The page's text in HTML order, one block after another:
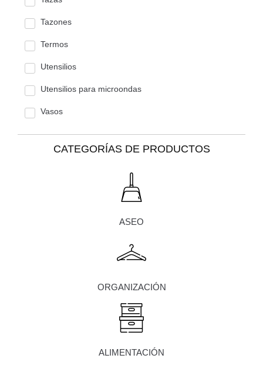
Tazones
Termos
Utensilios
Utensilios para microondas
Vasos
CATEGORÍAS DE PRODUCTOS
ASEO
ORGANIZACIÓN
ALIMENTACIÓN